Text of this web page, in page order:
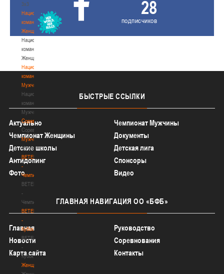
3х3
Национальная
команда.
Женщины
Национальная
команда.
Женщины
Национальная
команда.
Мужчины
Национальная
команда.
Мужчины
Соревнования
Соревнования
Мужчины
Мужчины
BETERA
-
Чемпионат
BETERA
-
Чемпионат
BETERA
-
Кубок
BETERA
-
Кубок
Женщины
28
подписчиков
БЫСТРЫЕ ССЫЛКИ
Актуально
Чемпионат Мужчины
Чемпионат Женщины
Документы
Детские школы
Детская лига
Антидопинг
Спонсоры
Фото
Видео
ГЛАВНАЯ НАВИГАЦИЯ ОО «БФБ»
Главная
Руководство
Новости
Соревнования
Карта сайта
Контакты